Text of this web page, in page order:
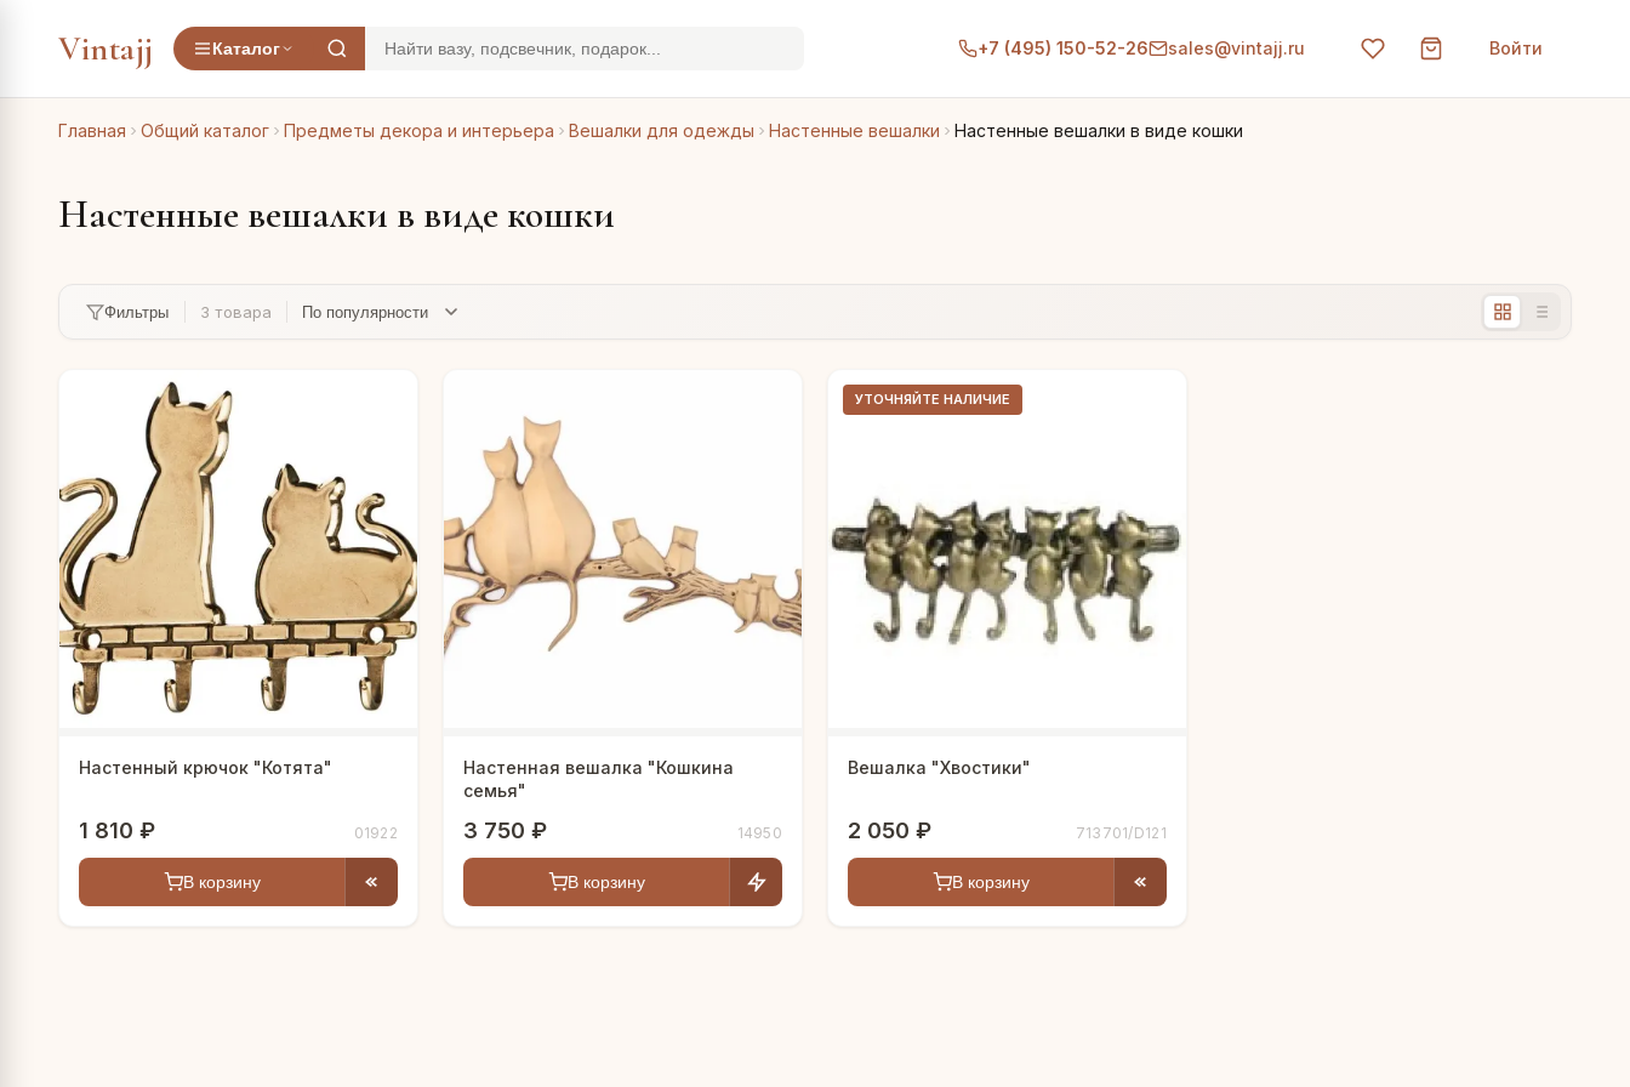
Vintajj Каталог +7 (495) 150-52-26 sales@vintajj.ru Войти
Главная Общий каталог Предметы декора и интерьера Вешалки для одежды Настенные вешалки Настенные вешалки в виде кошки
Настенные вешалки в виде кошки
Фильтры 3 товара
инструменты
Настенный крючок "Котята"
1 810 ₽ 01922
В корзину
Настенная вешалка "Кошкина
семья"
3 750 ₽ 14950
В корзину
УТОЧНЯЙТЕ НАЛИЧИЕ
Вешалка "Хвостики"
2 050 ₽ 713701/D121
В корзину